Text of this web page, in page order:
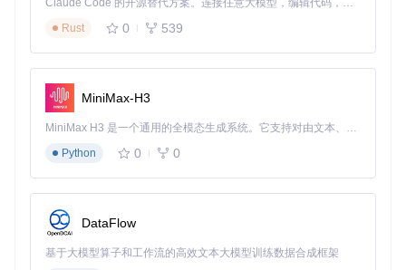
应用场景：
低功耗设备的能效比调优
操作要点：
目标：将4个高性能核心频率提高100MHz，其余核心降低
50MHz
方法：在CPU选项卡中定位目标核心，通过 +/- 按钮调整
偏移值，点击"Apply"生效
验证：运行
测试验证稳定性
Claude Code 的开源替代方案。连接任意大模型，编辑代码，运行命令，自动验证 — 全自动执行。用 Rust 构建，极致性能。 ｜ An open-source alternative to Claude Code. Connect any LLM, edit code, run commands, and verify changes — autonomously. Built in Rust for speed. Get Started
Rust
0 539
MiniMax-H3
MiniMax H3 是一个通用的全模态生成系统。它支持对由文本、图像、视频和音频组成的多模态上下文进行统一理解，并能生成分辨率高达 2K、时长可达 15 秒的带原生立体声音频的视频。得益于面向任务泛化的系统设计，H3 在预训练阶段就已具备广泛的多模态上下文理解与生成能力，能够出色地执行复杂的多模态指令。
Python
0 0
DataFlow
基于大模型算子和工作流的高效文本大模型训练数据合成框架